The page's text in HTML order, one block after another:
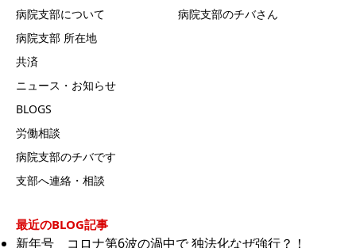
病院支部について
病院支部 所在地
共済
ニュース・お知らせ
BLOGS
労働相談
病院支部のチバです
支部へ連絡・相談
病院支部のチバさん
最近のBLOG記事
新年号 コロナ第6波の渦中で 独法化なぜ強行？！